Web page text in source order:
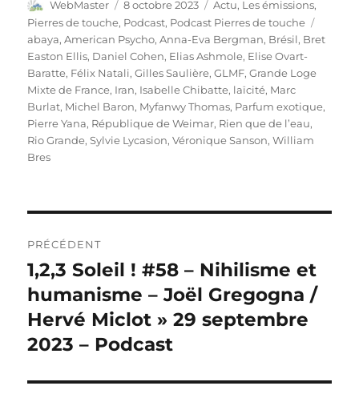
Auteur
WebMaster
Publié
le
8 octobre 2023 Catégories
Actu, Les émissions,
Pierres de touche, Podcast, Podcast Pierres de touche
abaya,American Psycho,Anna-Eva Bergman, Brésil, Bret
Easton Ellis, Daniel Cohen, Elias Ashmole, Elise Ovart-
Baratte, Félix Natali,Gilles Saulière,GLMF,Grande Loge
Mixte de France, Iran, Isabelle Chibatte, laïcité, Marc
Burlat, Michel Baron, Myfanwy Thomas, Parfum exotique,
Pierre Yana, République de Weimar, Rien que de l’eau,
Rio Grande,Sylvie Lycasion,Véronique Sanson,William
Bres
de
l’article
PRÉCÉDENT
Publication
précédente :
1,2,3 Soleil ! #58 – Nihilisme et
humanisme – Joël Gregogna /
Hervé Miclot » 29 septembre
2023 – Podcast